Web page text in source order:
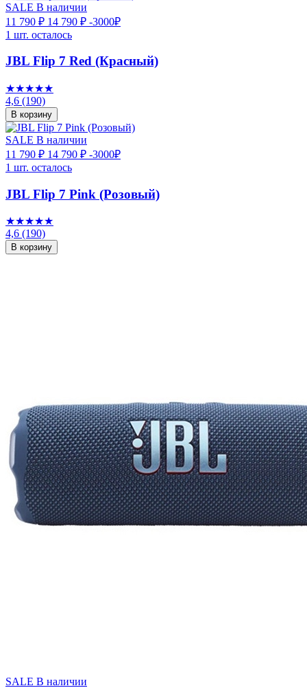
SALE В наличии
11 790 ₽ 14 790 ₽ -3000₽
1 шт. осталось
JBL Flip 7 Red (Красный)
★★★★★
4,6 (190)
В корзину
SALE В наличии
11 790 ₽ 14 790 ₽ -3000₽
1 шт. осталось
JBL Flip 7 Pink (Розовый)
★★★★★
4,6 (190)
В корзину
SALE В наличии